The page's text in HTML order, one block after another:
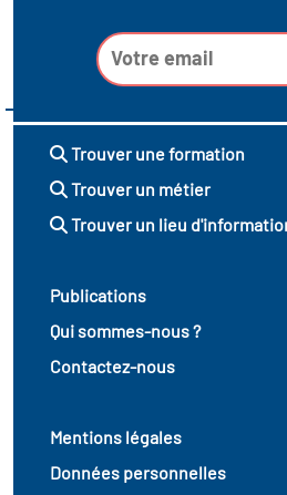
Trouver une formation
Trouver un métier
Trouver un lieu
Publications
Qui sommes-nous ?
Contactez-nous
Mentions légales
Données personnelles